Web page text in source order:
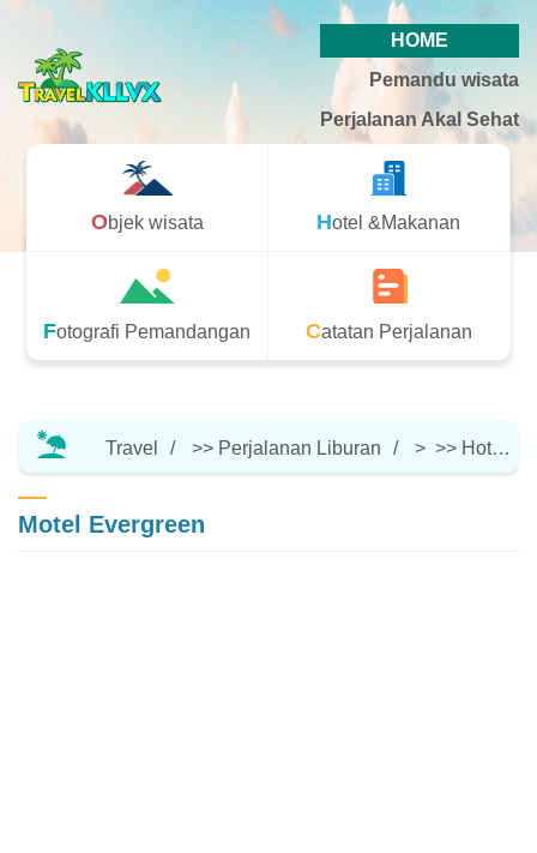
HOME
Pemandu wisata
Perjalanan Akal Sehat
Objek wisata Hotel &Makanan
Fotografi Pemandangan Catatan Perjalanan
Travel >> Perjalanan Liburan > >> Hotel &Makanan
Motel Evergreen